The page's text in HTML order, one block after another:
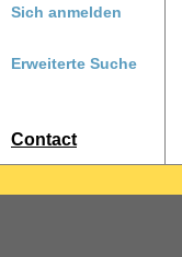
Sich anmelden
Erweiterte Suche
Contact